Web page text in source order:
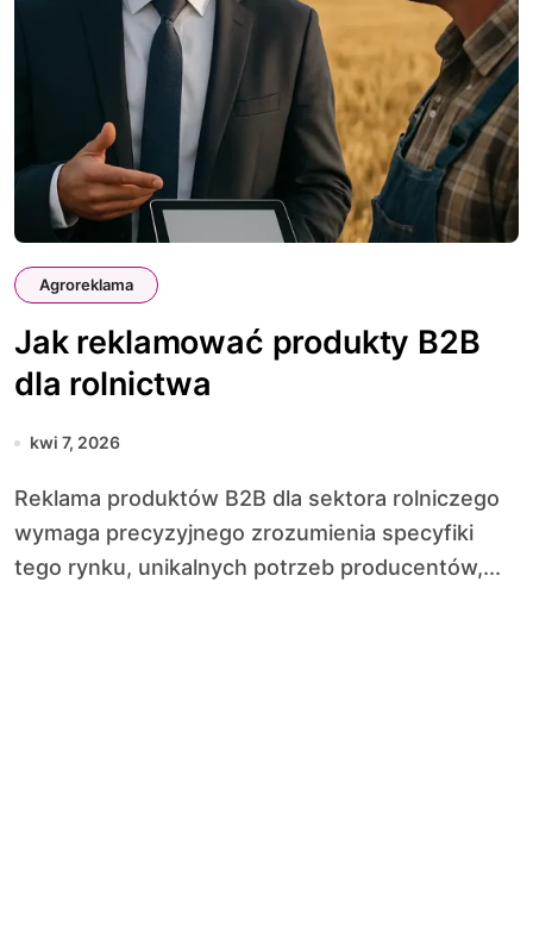
Agroreklama
Jak reklamować produkty B2B
dla rolnictwa
kwi 7, 2026
Reklama produktów B2B dla sektora rolniczego
wymaga precyzyjnego zrozumienia specyfiki
tego rynku, unikalnych potrzeb producentów,...